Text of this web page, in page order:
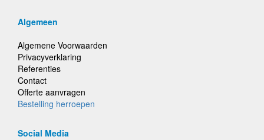
Algemeen
Algemene Voorwaarden
Privacyverklaring
Referenties
Contact
Offerte aanvragen
Bestelling herroepen
Social Media